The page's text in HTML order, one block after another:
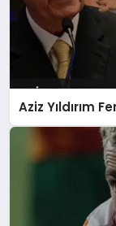
Aziz Yıldırım